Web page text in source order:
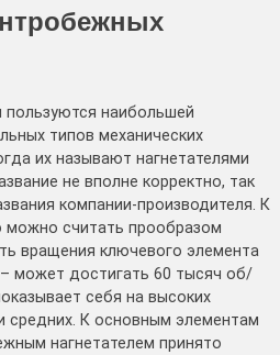
пользуются наибольшей
типов механических
их называют нагнетателями
не вполне корректно, так
компании-производителя. К
можно считать прообразом
вращения ключевого элемента
может достигать 60 тысяч об/
себя на высоких
средних. К основным элементам
нагнетателем принято